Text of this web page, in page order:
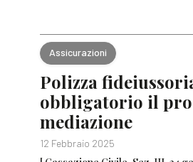
Assicurazioni
Polizza
obbligatorio il
mediazione
12 Febbraio 2025